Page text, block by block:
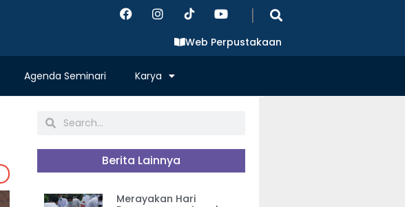
|
Web Perpustakaan
Agenda Seminari Karya
Berita Lainnya
Merayakan Hari